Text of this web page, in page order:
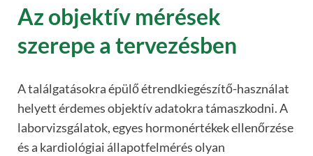
Az objektív mérések
szerepe a tervezésben
A találgatásokra épülő étrendkiegészítő-használat
helyett érdemes objektív adatokra támaszkodni. A
laborvizsgálatok, egyes hormonértékek ellenőrzése
és a kardiológiai állapotfelmérés olyan